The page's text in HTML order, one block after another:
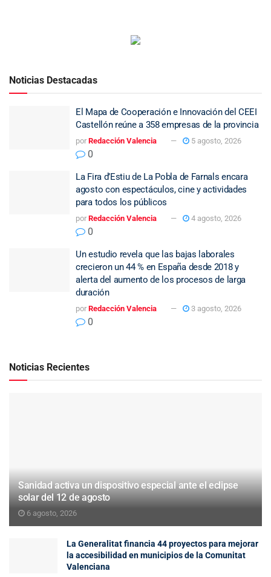
Noticias Destacadas
El Mapa de Cooperación e Innovación del CEEI
Castellón reúne a 358 empresas de la provincia
por Redacción Valencia 5 agosto, 2026
0
La Fira d’Estiu de La Pobla de Farnals encara
agosto con espectáculos, cine y actividades
para todos los públicos
por Redacción Valencia 4 agosto, 2026
0
Un estudio revela que las bajas laborales
crecieron un 44 % en España desde 2018 y
alerta del aumento de los procesos de larga
duración
por Redacción Valencia 3 agosto, 2026
0
Noticias Recientes
Sanidad activa un dispositivo especial ante el eclipse
solar del 12 de agosto
6 agosto, 2026
La Generalitat financia 44 proyectos para mejorar
la accesibilidad en municipios de la Comunitat
Valenciana